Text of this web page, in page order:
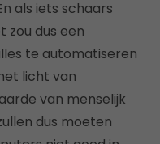
als iets schaars
zou dus een
te automatiseren
licht van
van menselijk
dus moeten